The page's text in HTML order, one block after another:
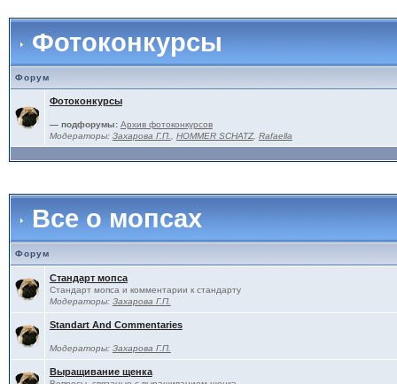
Фотоконкурсы
Форум
Фотоконкурсы
— подфорумы: Архив фотоконкурсов
Модераторы: Захарова Г.П. HOMMER SCHATZ, Rafaella
Все о мопсах
Форум
Стандарт мопса
Стандарт мопса и комментарии к стандарту
Модераторы: Захарова Г.П.
Standart And Commentaries
Модераторы: Захарова Г.П.
Выращивание щенка